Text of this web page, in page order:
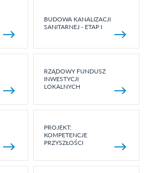
BUDOWA KANALIZACJI
SANITARNEJ - ETAP I
RZĄDOWY FUNDUSZ
INWESTYCJI
LOKALNYCH
PROJEKT:
KOMPETENCJE
PRZYSZŁOŚCI